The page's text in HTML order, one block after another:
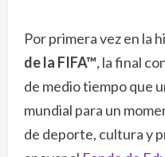
Por primera vez en la
de la FIFA™, la final
de medio tiempo que
mundial para un
de deporte, cultura y